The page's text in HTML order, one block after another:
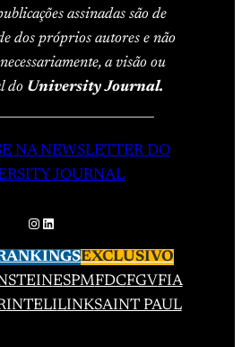
assinadas são de
dos próprios autores e não
a visão ou
do University Journal.
NA NEWSLETTER DO
JOURNAL
Instagram
LinkedIn
EXCLUSIVO
ESPMFDCFGVFIA
INTELILINKSAINT PAUL